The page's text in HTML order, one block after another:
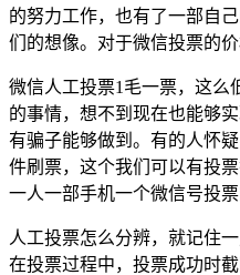
的努力工作，也有了一部自
们的想像。对于微信投票的
微信人工投票1毛一票，这么
的事情，想不到现在也能够
有骗子能够做到。有的人怀
件刷票，这个我们可以有投
一人一部手机一个微信号投票
人工投票怎么分辨，就记住
在投票过程中，投票成功时